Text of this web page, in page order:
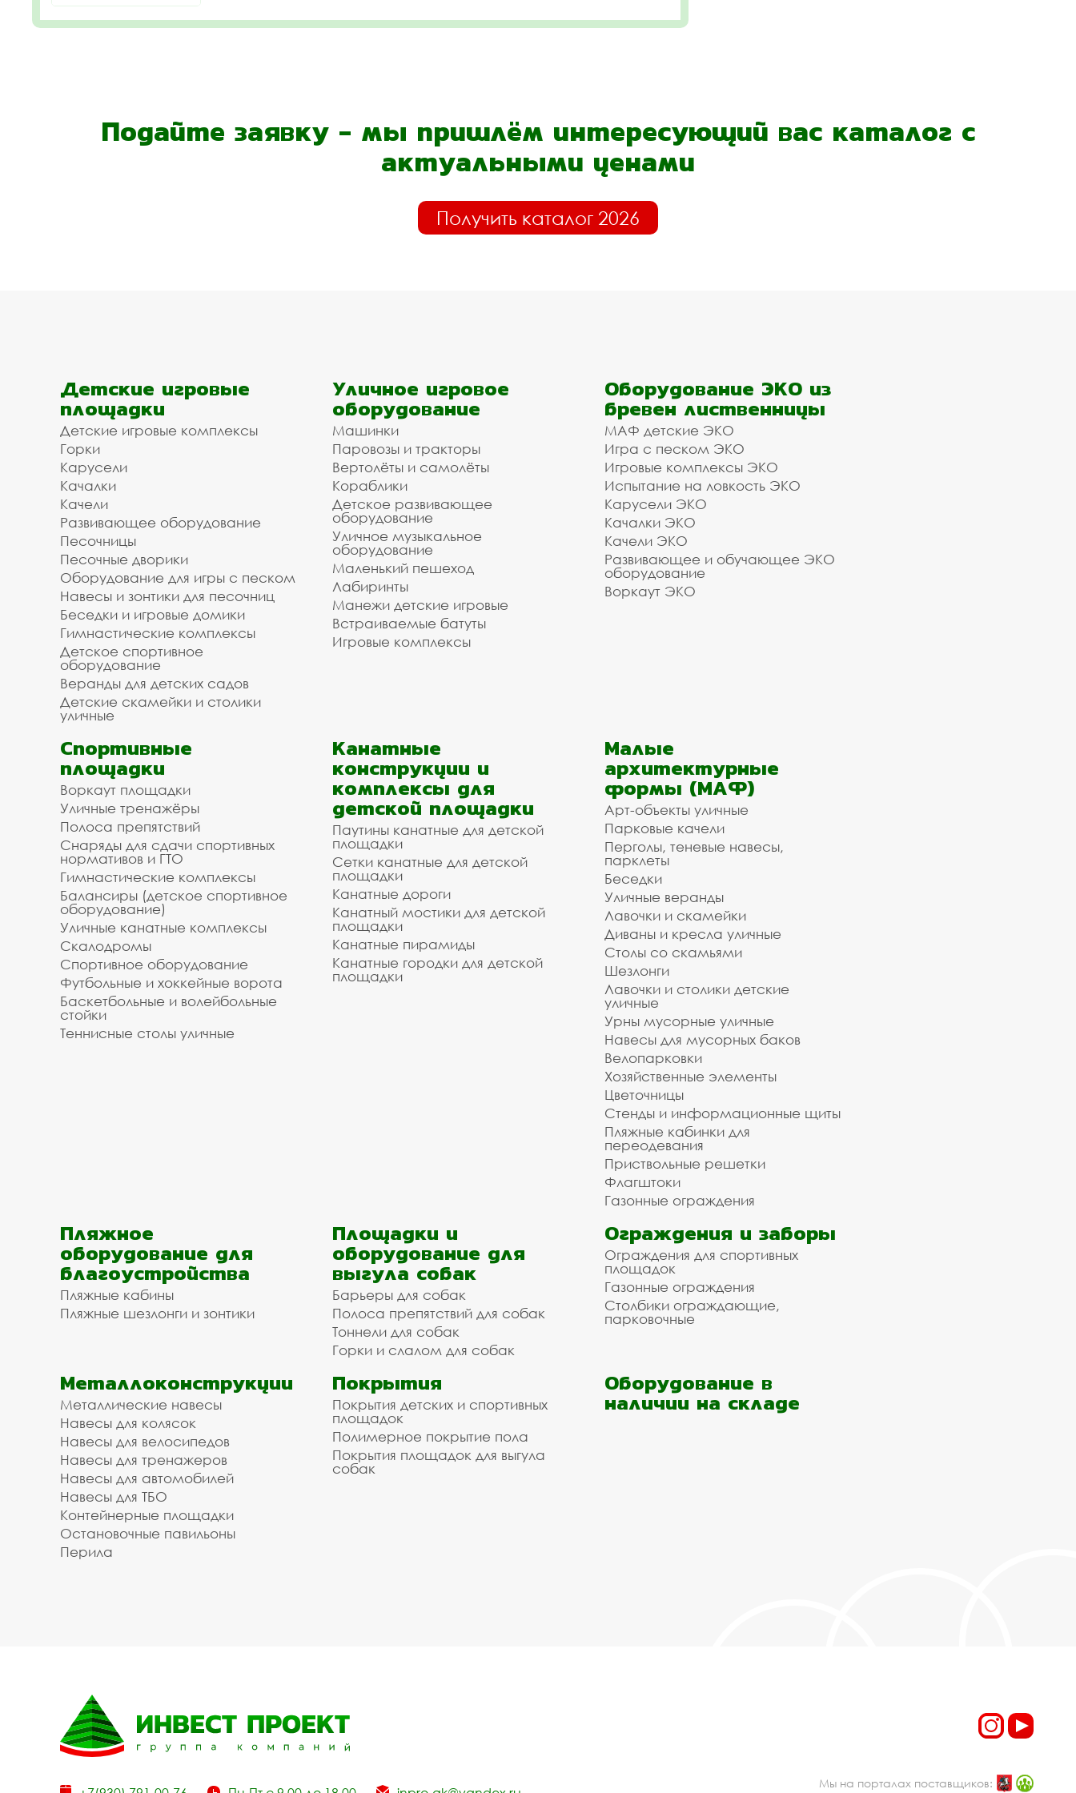
Подайте заявку - мы пришлём интересующий вас каталог с
актуальными ценами
Получить каталог 2026
Детские игровые
площадки
Детские игровые комплексы
Горки
Карусели
Качалки
Качели
Развивающее оборудование
Песочницы
Песочные дворики
Оборудование для игры с песком
Навесы и зонтики для песочниц
Беседки и игровые домики
Гимнастические комплексы
Детское спортивное
оборудование
Веранды для детских садов
Детские скамейки и столики
уличные
Уличное игровое
оборудование
Машинки
Паровозы и тракторы
Вертолёты и самолёты
Кораблики
Детское развивающее
оборудование
Уличное музыкальное
оборудование
Маленький пешеход
Лабиринты
Манежи детские игровые
Встраиваемые батуты
Игровые комплексы
Оборудование ЭКО из
бревен лиственницы
МАФ детские ЭКО
Игра с песком ЭКО
Игровые комплексы ЭКО
Испытание на ловкость ЭКО
Карусели ЭКО
Качалки ЭКО
Качели ЭКО
Развивающее и обучающее ЭКО
оборудование
Воркаут ЭКО
Спортивные
площадки
Воркаут площадки
Уличные тренажёры
Полоса препятствий
Снаряды для сдачи спортивных
нормативов и ГТО
Гимнастические комплексы
Балансиры (детское спортивное
оборудование)
Уличные канатные комплексы
Скалодромы
Спортивное оборудование
Футбольные и хоккейные ворота
Баскетбольные и волейбольные
стойки
Теннисные столы уличные
Канатные
конструкции и
комплексы для
детской площадки
Паутины канатные для детской
площадки
Сетки канатные для детской
площадки
Канатные дороги
Канатный мостики для детской
площадки
Канатные пирамиды
Канатные городки для детской
площадки
Малые
архитектурные
формы (МАФ)
Арт-объекты уличные
Парковые качели
Перголы, теневые навесы,
парклеты
Беседки
Уличные веранды
Лавочки и скамейки
Диваны и кресла уличные
Столы со скамьями
Шезлонги
Лавочки и столики детские
уличные
Урны мусорные уличные
Навесы для мусорных баков
Велопарковки
Хозяйственные элементы
Цветочницы
Стенды и информационные щиты
Пляжные кабинки для
переодевания
Приствольные решетки
Флагштоки
Газонные ограждения
Пляжное
оборудование для
благоустройства
Пляжные кабины
Пляжные шезлонги и зонтики
Площадки и
оборудование для
выгула собак
Барьеры для собак
Полоса препятствий для собак
Тоннели для собак
Горки и слалом для собак
Ограждения и заборы
Ограждения для спортивных
площадок
Газонные ограждения
Столбики ограждающие,
парковочные
Металлоконструкции
Металлические навесы
Навесы для колясок
Навесы для велосипедов
Навесы для тренажеров
Навесы для автомобилей
Навесы для ТБО
Контейнерные площадки
Остановочные павильоны
Перила
Покрытия
Покрытия детских и спортивных
площадок
Полимерное покрытие пола
Покрытия площадок для выгула
собак
Оборудование в
наличии на складе
Мы на порталах поставщиков: